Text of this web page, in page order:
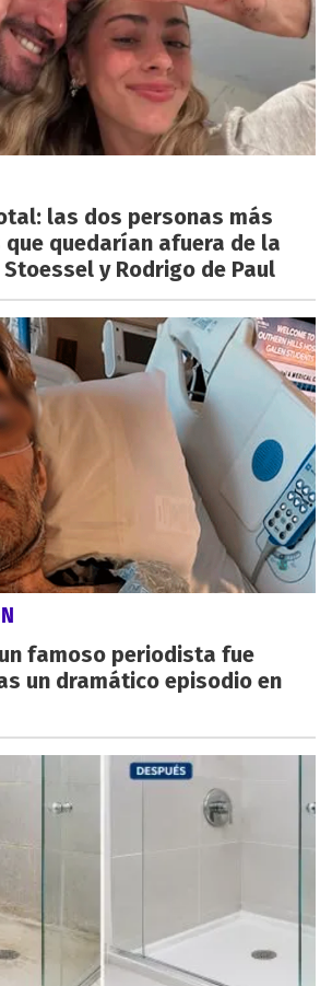
las dos personas más
quedarían afuera de la
y Rodrigo de Paul
famoso periodista fue
un dramático episodio en